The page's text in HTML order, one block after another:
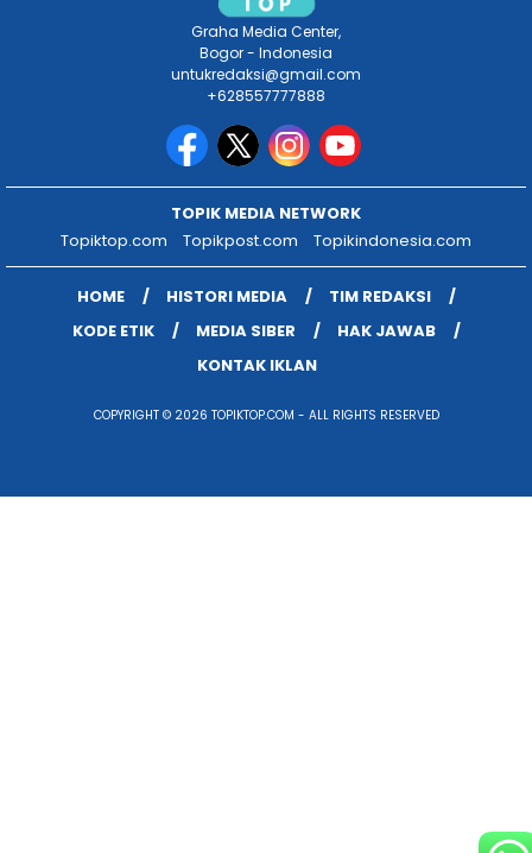
Graha Media Center,
Bogor - Indonesia
untukredaksi@gmail.com
+628557777888
TOPIK MEDIA NETWORK
Topiktop.com
Topikpost.com Topikindonesia.com
HOME HISTORI MEDIA
TIM REDAKSI
KODE ETIK
MEDIA SIBER
HAK JAWAB
KONTAK IKLAN
COPYRIGHT © 2026 TOPIKTOP.COM - ALL RIGHTS RESERVED